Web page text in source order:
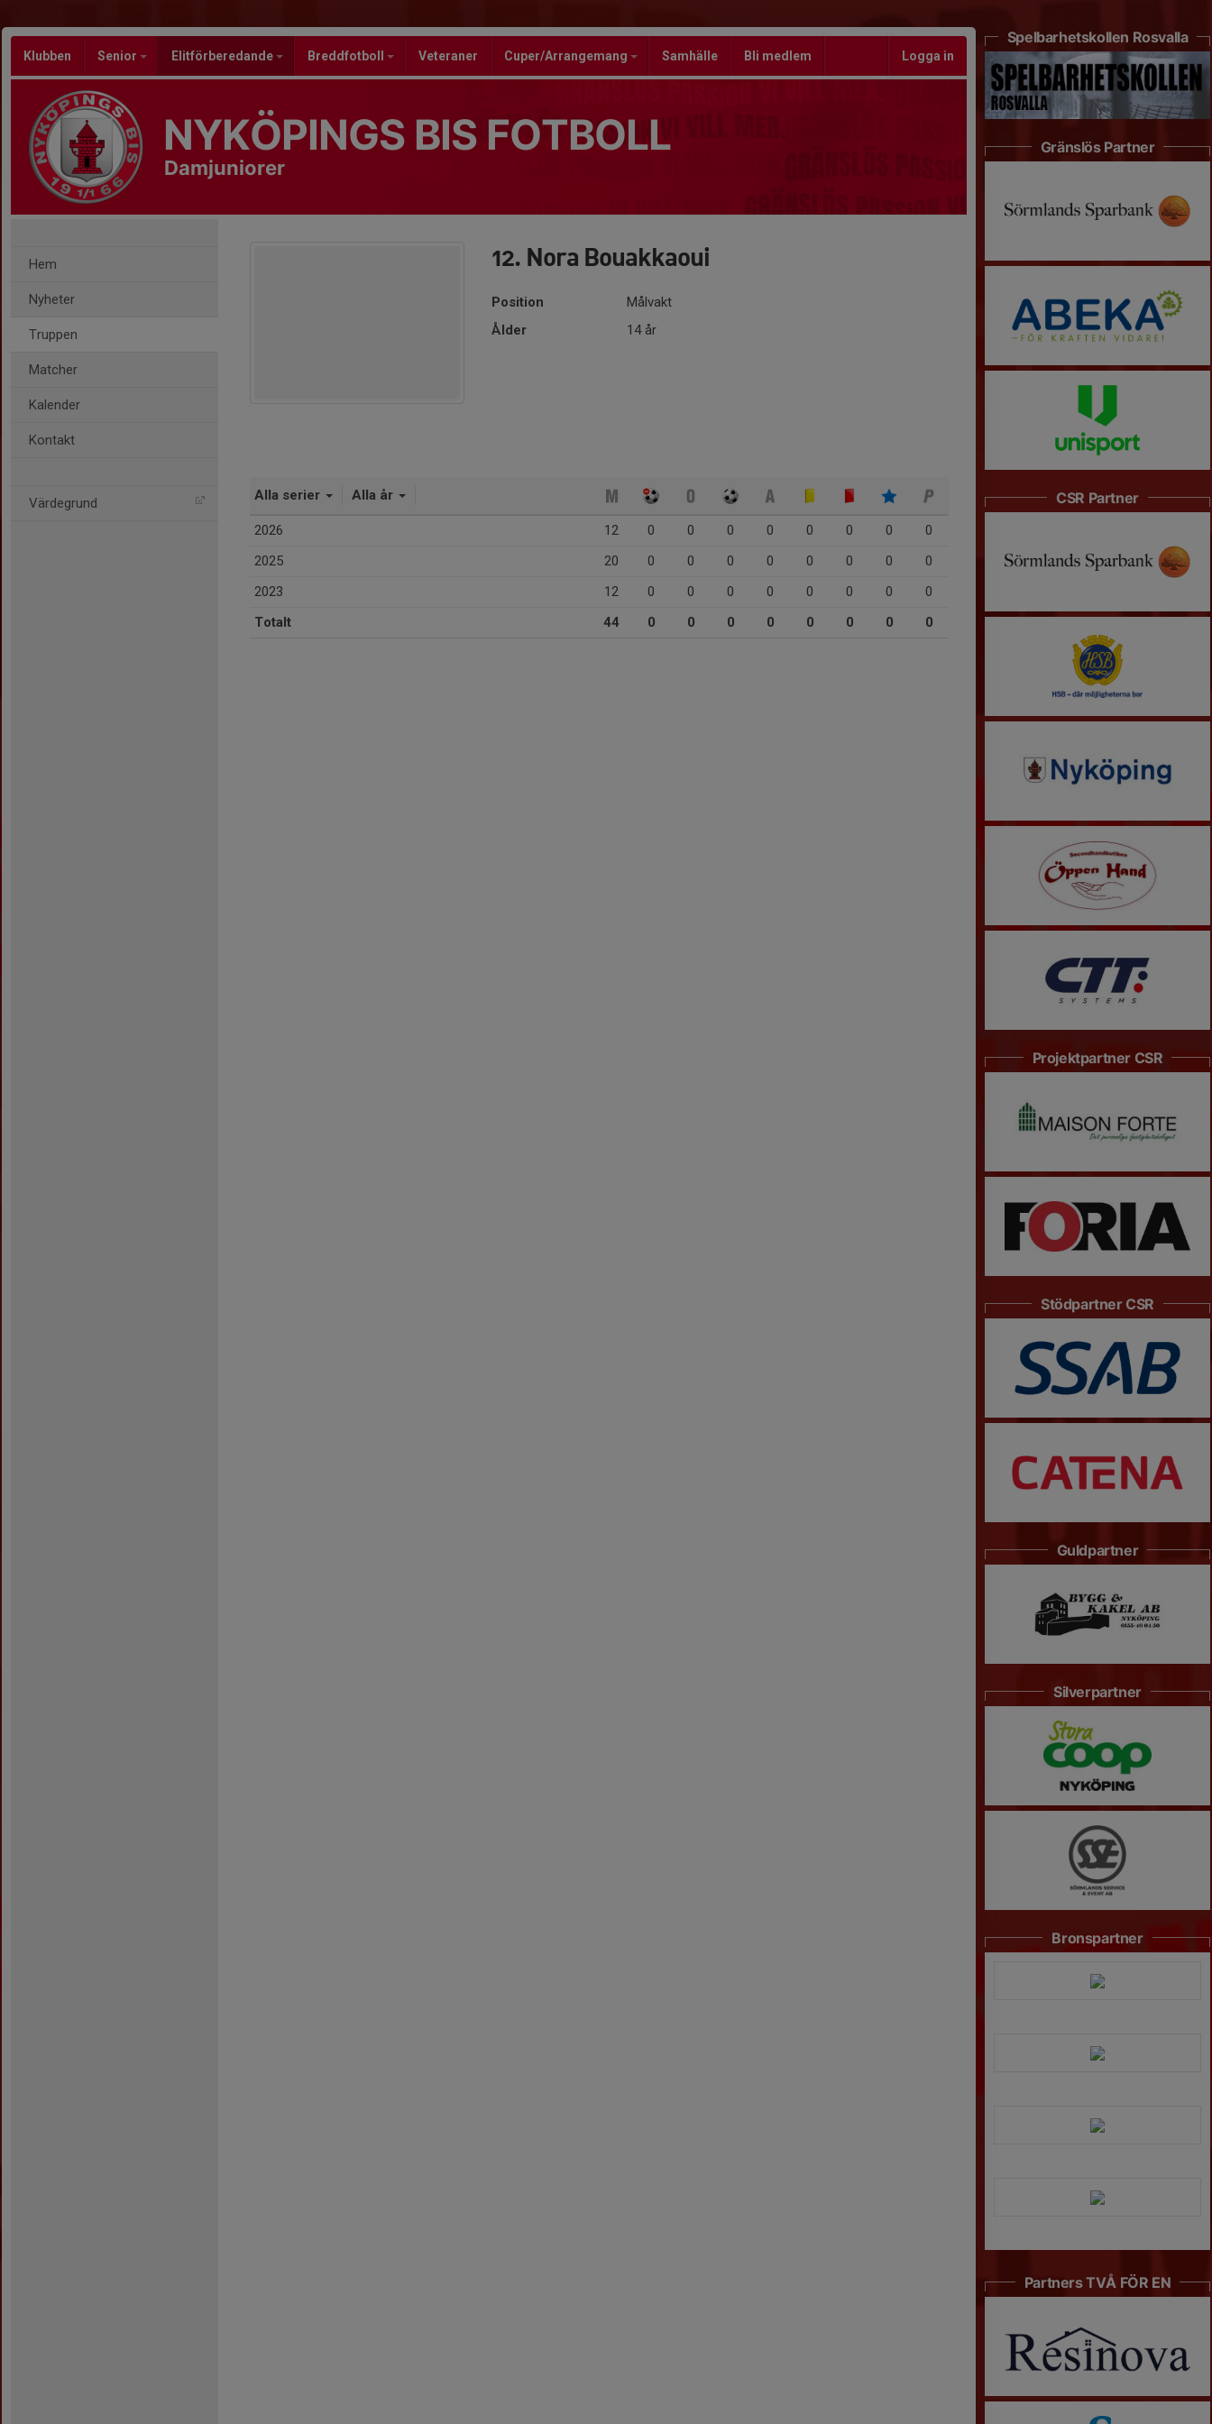
Klubben Senior Elitförberedande Breddfotboll Veteraner Cuper/Arrangemang Samhälle Bli medlem Logga in
NYKÖPINGS BIS FOTBOLL
Damjuniorer
Hem
Nyheter
Truppen
Matcher
Kalender
Kontakt
Värdegrund
12. Nora Bouakkaoui
Position
Målvakt
Ålder
14 år
Alla serier Alla år
2026 12 0 0 0 0 0 0 0
0
2025
20 0 0 0 0 0 0 0
0
2023
12 0 0 0 0 0 0 0
0
Totalt
44 0 0 0 0 0 0 0 0
Spelbarhetskollen Rosvalla
Gränslös Partner
CSR Partner
Projektpartner CSR
Stödpartner CSR
Guldpartner
Silverpartner
Bronspartner
Partners TVÅ FÖR EN